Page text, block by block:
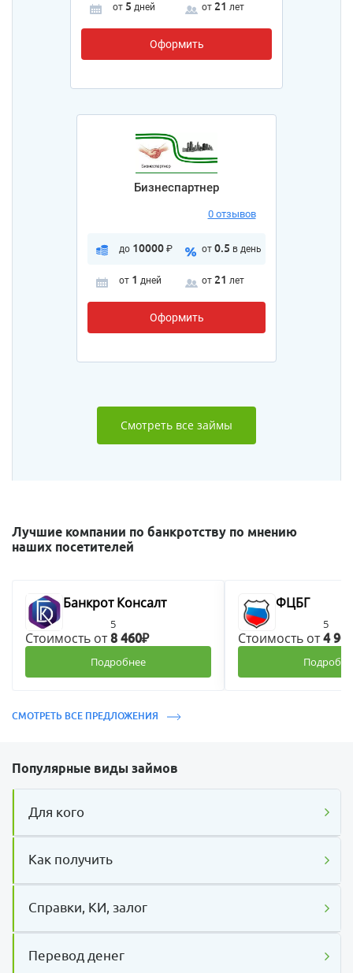
от 5 дней от 21 лет
Оформить
Бизнеспартнер
0 отзывов
до 10000 ₽ от 0.5 в день
от 1 дней от 21 лет
Оформить
Смотреть все займы
Лучшие компании по банкротству по мнению
наших посетителей
Банкрот Консалт
5
Стоимость от8 460₽
Подробнее
ФЦБГ
5
Стоимость от4
СМОТРЕТЬ ВСЕ ПРЕДЛОЖЕНИЯ
Популярные виды займов
Для кого
Как получить
Справки, КИ, залог
Перевод денег